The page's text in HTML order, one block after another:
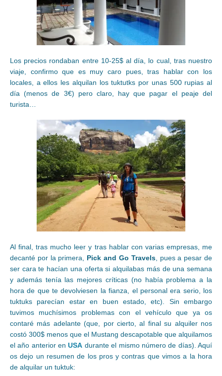
Los precios rondaban entre 10-25$ al día, lo cual, tras nuestro
viaje, confirmo que es muy caro pues, tras hablar con los
locales, a ellos les alquilan los tuktutks por unas 500 rupias al
día (menos de 3€) pero claro, hay que pagar el peaje del
turista…
Al final, tras mucho leer y tras hablar con varias empresas, me
decanté por la primera, Pick and Go Travels, pues a pesar de
ser cara te hacían una oferta si alquilabas más de una semana
y además tenía las mejores críticas (no había problema a la
hora de que te devolviesen la fianza, el personal era serio, los
tuktuks parecían estar en buen estado, etc). Sin embargo
tuvimos muchísimos problemas con el vehículo que ya os
contaré más adelante (que, por cierto, al final su alquiler nos
costó 300$ menos que el Mustang descapotable que alquilamos
el año anterior enUSA durante el mismo número de días). Aquí
os dejo un resumen de los pros y contras que vimos a la hora
de alquilar un tuktuk: